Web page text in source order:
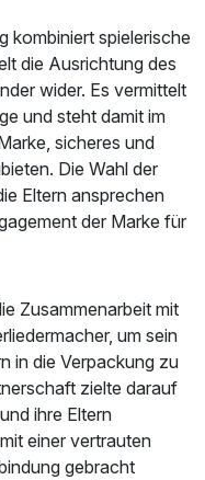
kombiniert spielerische
die Ausrichtung des
wider. Es vermittelt
und steht damit im
sicheres und
Die Wahl der
Eltern ansprechen
der Marke für
Zusammenarbeit mit
um sein
in die Verpackung zu
zielte darauf
ihre Eltern
einer vertrauten
gebracht